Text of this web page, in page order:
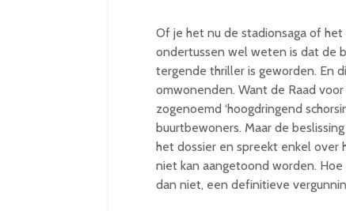
Of je het nu de stadionsaga of
ondertussen wel weten is dat de
tergende thriller is geworden. En
omwonenden. Want de Raad
zogenoemd ‘hoogdringend
buurtbewoners. Maar de
het dossier en spreekt enkel over
niet kan aangetoond worden.
dan niet, een definitieve